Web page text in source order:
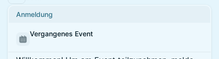
Anmeldung
Vergangenes Event